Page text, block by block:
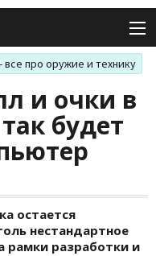
про оружие и технику
и очки в
будет
остается
нестандартное
рамки разработки и